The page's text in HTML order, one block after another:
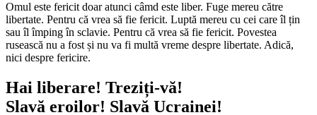
Omul este fericit doar atunci câmd este liber. Fuge mereu către
libertate. Pentru că vrea să fie fericit. Luptă mereu cu cei care îl țin
sau îl împing în sclavie. Pentru că vrea să fie fericit. Povestea
rusească nu a fost și nu va fi multă vreme despre libertate. Adică,
nici despre fericire.
Hai liberare! Treziți-vă!
Slavă eroilor! Slavă Ucrainei!